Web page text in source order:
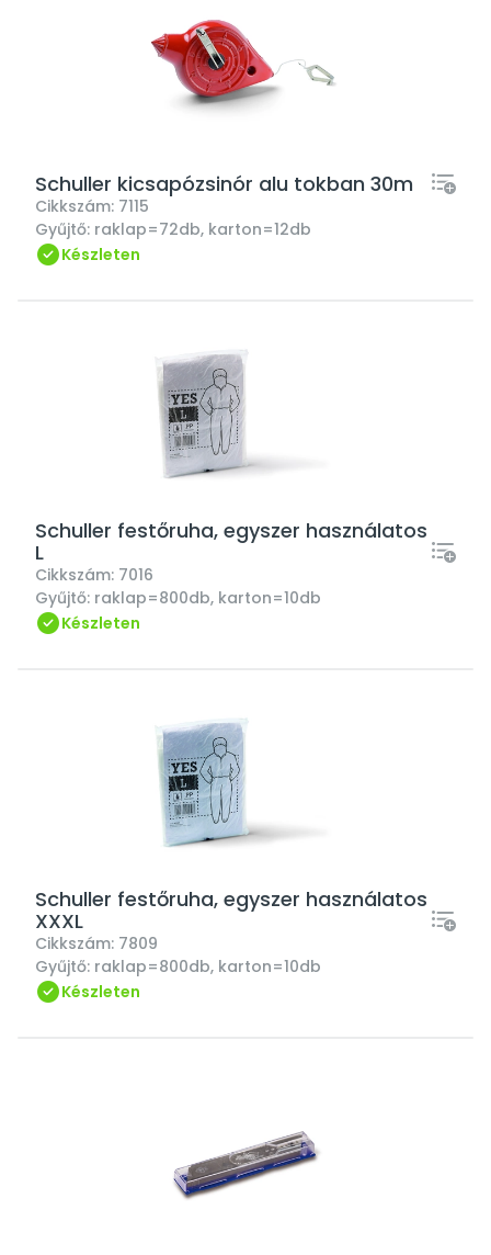
Schuller kicsapózsinór alu tokban 30m
Cikkszám: 7115
Gyűjtő: raklap=72db, karton=12db
Készleten
Schuller festőruha, egyszer használatos
L
Cikkszám: 7016
Gyűjtő: raklap=800db, karton=10db
Készleten
Schuller festőruha, egyszer használatos
XXXL
Cikkszám: 7809
Gyűjtő: raklap=800db, karton=10db
Készleten